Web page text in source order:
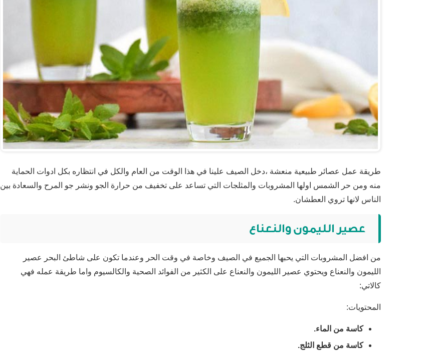
طريقة عمل عصائر طبيعية منعشة ،دخل الصيف علينا في هذا الوقت من العام والكل في انتظاره بكل ادوات الحماية
منه ومن حر الشمس اولها المشروبات والمثلجات التي تساعد على تخفيف من حرارة الجو ونشر جو المرح والسعادة بين
الناس لانها تروي العطشان.
عصير الليمون والنعناع
من افضل المشروبات التي يحبها الجميع في الصيف وخاصة في وقت الحر وعندما تكون على شاطئ البحر عصير
الليمون والنعناع ويحتوي عصير الليمون والنعناع على الكثير من الفوائد الصحية والكالسيوم واما طريقة عمله فهي
كالاتي:
المحتويات:
كاسة من الماء.
كاسة من قطع الثلج.